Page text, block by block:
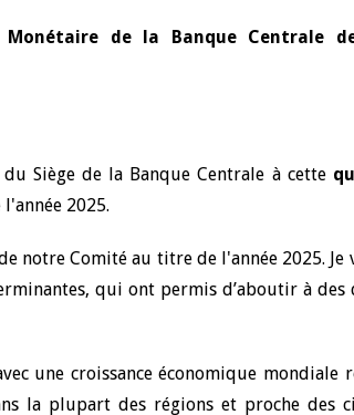
de la Banque Centrale
Siège de la Banque Centrale à cette
2025.
notre Comité au titre de l'année 2025. Je
qui ont permis d’aboutir à des
une croissance économique mondiale
la plupart des régions et proche des